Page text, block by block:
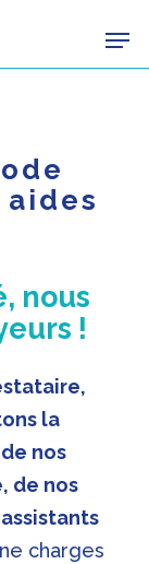
nous
!
la
nos
de nos
charges